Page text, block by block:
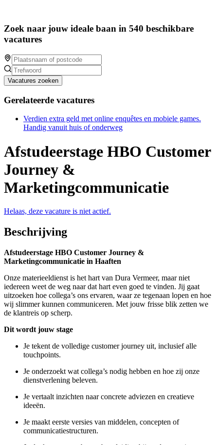
Zoek naar jouw ideale baan in 540 beschikbare
vacatures
Vacatures zoeken
Gerelateerde vacatures
Verdien extra geld met online enquêtes en mobiele games.
Handig vanuit huis of onderweg
Afstudeerstage HBO Customer
Journey &
Marketingcommunicatie
Helaas, deze vacature is niet actief.
Beschrijving
Afstudeerstage HBO Customer Journey &
Marketingcommunicatie in Haaften
Onze materieeldienst is het hart van Dura Vermeer, maar niet
iedereen weet de weg naar dat hart even goed te vinden. Jij gaat
uitzoeken hoe collega’s ons ervaren, waar ze tegenaan lopen en hoe
wij slimmer kunnen communiceren. Met jouw frisse blik zetten we
de klantreis op scherp.
Dit wordt jouw stage
Je tekent de volledige customer journey uit, inclusief alle
touchpoints.
Je onderzoekt wat collega’s nodig hebben en hoe zij onze
dienstverlening beleven.
Je vertaalt inzichten naar concrete adviezen en creatieve
ideeën.
Je maakt eerste versies van middelen, concepten of
communicatiestructuren.